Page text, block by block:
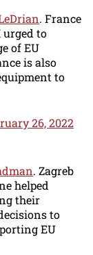
. France
urged to
of EU
is also
to
26, 2022
. Zagreb
helped
their
to
EU